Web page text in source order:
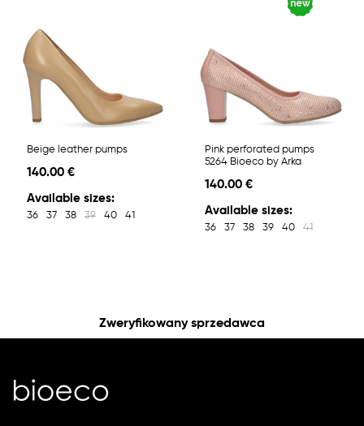
Beige leather pumps
140.00 €
Available sizes:
36 37 38 39 40 41
Pink perforated pumps
5264 Bioeco by Arka
140.00 €
Available sizes:
36 37 38 39 40 41
Zweryfikowany sprzedawca